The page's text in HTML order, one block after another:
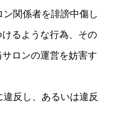
ン関係者を誹謗中傷し
けるような行為、その
サロンの運営を妨害す
違反し、あるいは違反